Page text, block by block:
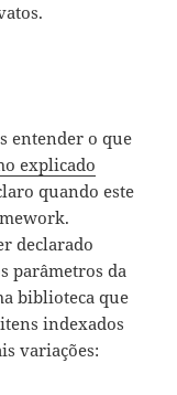
entender o que
explicado
quando este
declarado
parâmetros da
biblioteca que
indexados
variações: